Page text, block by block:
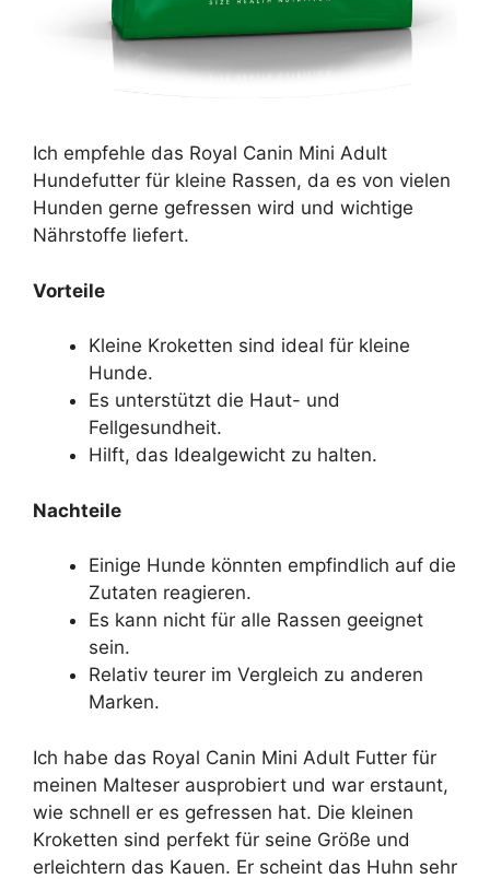
Ich empfehle das Royal Canin Mini Adult
Hundefutter für kleine Rassen, da es von vielen
Hunden gerne gefressen wird und wichtige
Nährstoffe liefert.
Vorteile
Kleine Kroketten sind ideal für kleine
Hunde.
Es unterstützt die Haut- und
Fellgesundheit.
Hilft, das Idealgewicht zu halten.
Nachteile
Einige Hunde könnten empfindlich auf die
Zutaten reagieren.
Es kann nicht für alle Rassen geeignet
sein.
Relativ teurer im Vergleich zu anderen
Marken.
Ich habe das Royal Canin Mini Adult Futter für
meinen Malteser ausprobiert und war erstaunt,
wie schnell er es gefressen hat. Die kleinen
Kroketten sind perfekt für seine Größe und
erleichtern das Kauen. Er scheint das Huhn sehr